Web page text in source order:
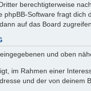
berechtigterweise
phpBB-Software fragt
auf das Board
und oben
im Rahmen einer
und der von